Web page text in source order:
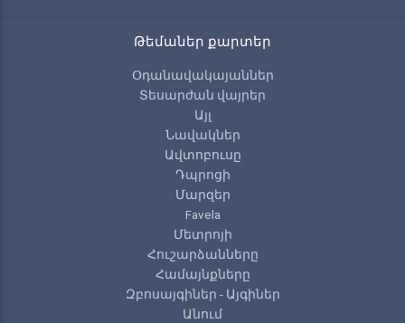
Թեմաներ քարտեր
Օդանավակայաններ
Տեսարժան վայրեր
Այլ
Նավակներ
Ավտոբուսը
Դպրոցի
Մարզեր
Favela
Մետրոյի
Հուշարձանները
Համայնքները
Զբոսայգիներ - Այգիներ
Անում